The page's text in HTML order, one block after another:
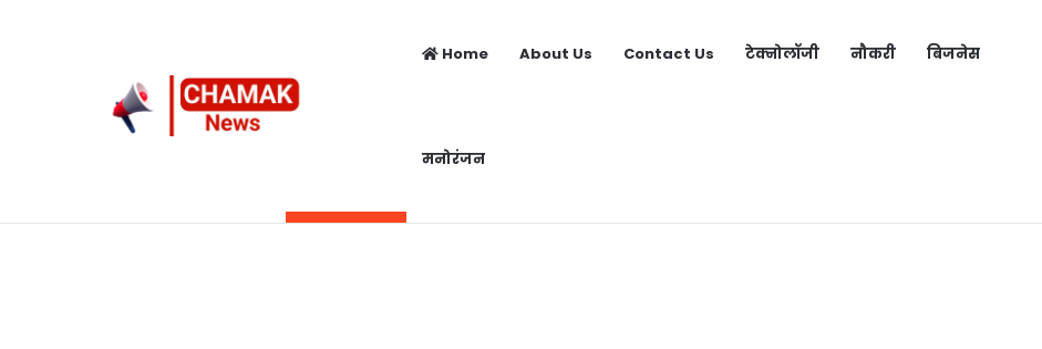
Home About Us Contact Us टेक्नोलॉजी नौकरी बिजनेस
मनोरंजन